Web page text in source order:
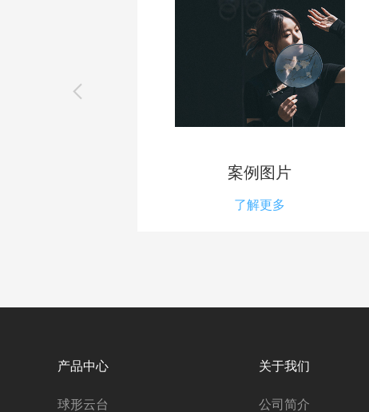
案例图片
了解更多
产品中心
球形云台
关于我们
公司简介